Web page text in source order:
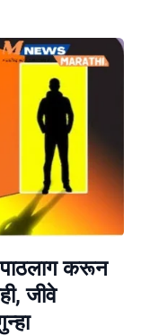
पाठलाग करून
जीवे